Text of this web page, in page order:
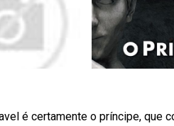
é certamente o príncipe, que